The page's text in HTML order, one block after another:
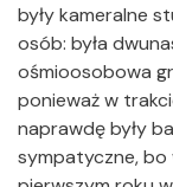
były kameralne
osób: była
ośmioosobowa
ponieważ w
naprawdę były
sympatyczne, bo